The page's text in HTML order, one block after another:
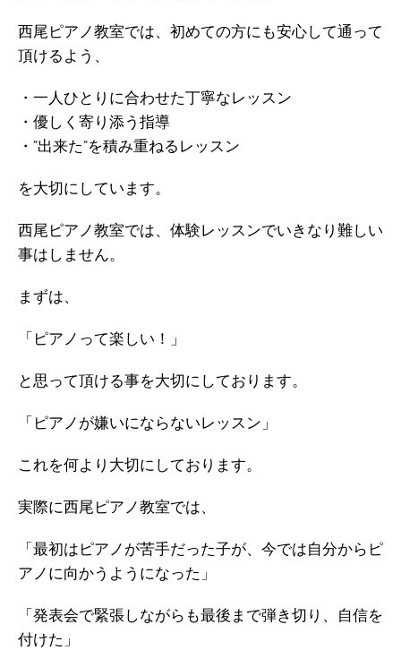
西尾ピアノ教室では、初めての方にも安心して通って
頂けるよう、
・一人ひとりに合わせた丁寧なレッスン
・優しく寄り添う指導
・“出来た”を積み重ねるレッスン
を大切にしています。
西尾ピアノ教室では、体験レッスンでいきなり難しい
事はしません。
まずは、
「ピアノって楽しい！」
と思って頂ける事を大切にしております。
「ピアノが嫌いにならないレッスン」
これを何より大切にしております。
実際に西尾ピアノ教室では、
「最初はピアノが苦手だった子が、今では自分からピ
アノに向かうようになった」
「発表会で緊張しながらも最後まで弾き切り、自信を
付けた」